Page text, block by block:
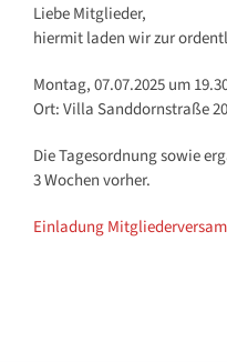
Liebe Mitglieder,
hiermit laden wir zur
Montag, 07.07.2025 um
Ort: Villa Sanddornstraße
Die Tagesordnung sowie
3 Wochen vorher.
Einladung